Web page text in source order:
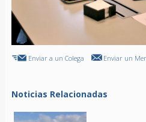
Enviar a un Colega Enviar un
Noticias Relacionadas